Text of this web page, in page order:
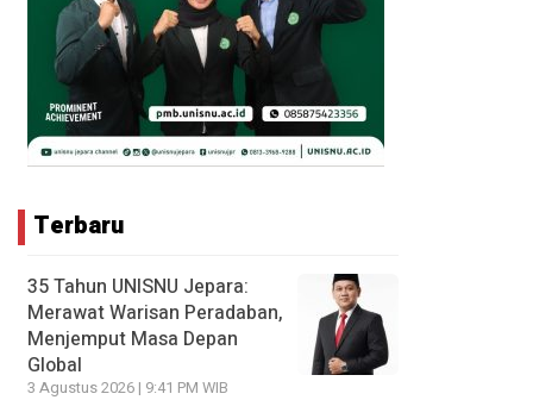
Terbaru
35 Tahun UNISNU Jepara:
Merawat Warisan Peradaban,
Menjemput Masa Depan
Global
3 Agustus 2026 | 9:41 PM WIB